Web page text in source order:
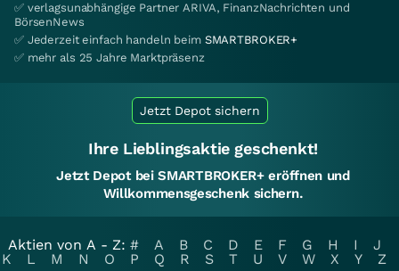
✅ verlagsunabhängige Partner ARIVA, FinanzNachrichten und
BörsenNews
✅ Jederzeit einfach handeln beim SMARTBROKER+
✅ mehr als 25 Jahre Marktpräsenz
Jetzt Depot sichern
Ihre Lieblingsaktie geschenkt!
Jetzt Depot bei SMARTBROKER+ eröffnen und
Willkommensgeschenk sichern.
Aktien von A - Z: # A B C D E F G H I
J
K
L M N O P Q R S T U V W X Y
Z